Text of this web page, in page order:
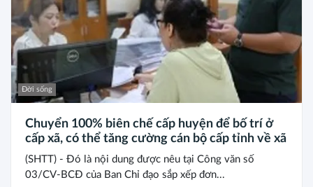
Đời sống
Chuyển 100% biên chế cấp huyện để bố trí ở
cấp xã, có thể tăng cường cán bộ cấp tỉnh về xã
(SHTT) - Đó là nội dung được nêu tại Công văn số
03/CV-BCĐ của Ban Chỉ đạo sắp xếp đơn...